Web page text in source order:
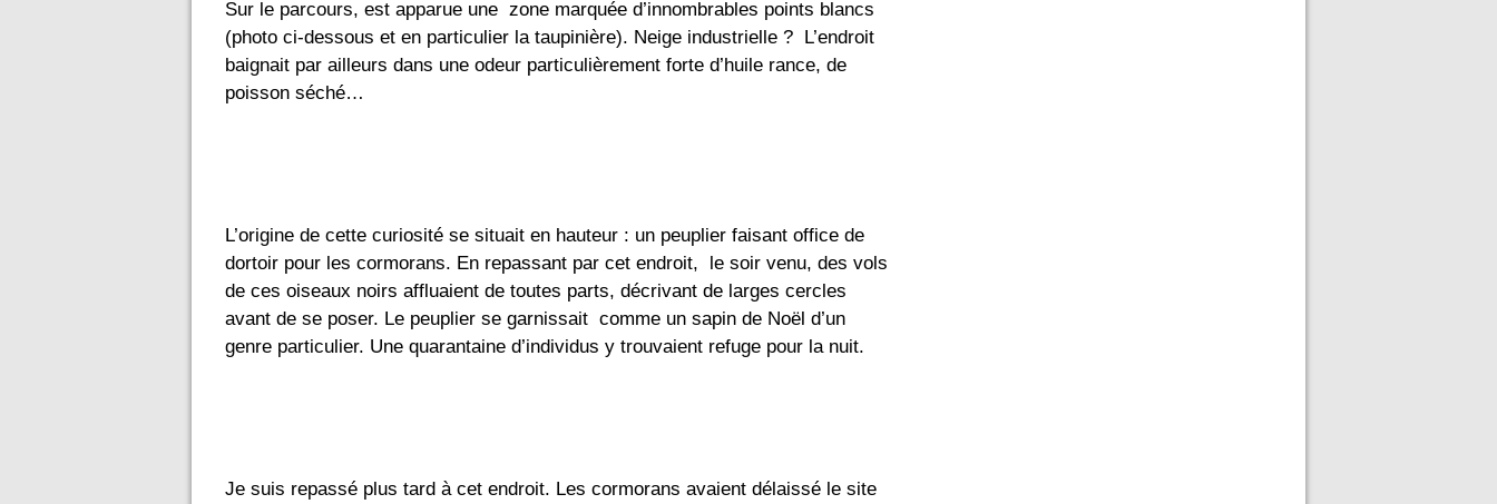
Sur le parcours, est apparue une  zone marquée d’innombrables points blancs
(photo ci-dessous et en particulier la taupinière). Neige industrielle ?  L’endroit
baignait par ailleurs dans une odeur particulièrement forte d’huile rance, de
poisson séché…
L’origine de cette curiosité se situait en hauteur : un peuplier faisant office de
dortoir pour les cormorans. En repassant par cet endroit,  le soir venu, des vols
de ces oiseaux noirs affluaient de toutes parts, décrivant de larges cercles
avant de se poser. Le peuplier se garnissait  comme un sapin de Noël d’un
genre particulier. Une quarantaine d’individus y trouvaient refuge pour la nuit.
Je suis repassé plus tard à cet endroit. Les cormorans avaient délaissé le site